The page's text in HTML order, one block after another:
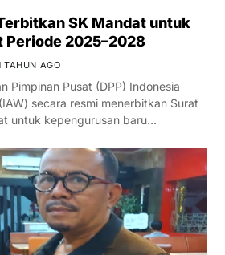
SK Mandat untuk
Periode 2025–2028
TAHUN AGO
Pimpinan Pusat (DPP) Indonesia
secara resmi menerbitkan Surat
untuk kepengurusan baru…